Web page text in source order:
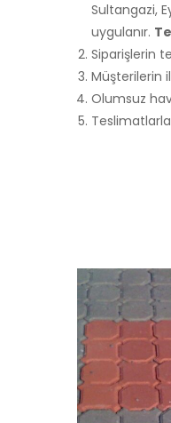
Sultangazi,
uygulanır.
Siparişlerin
Müşterilerin
Olumsuz
Teslimatlarla